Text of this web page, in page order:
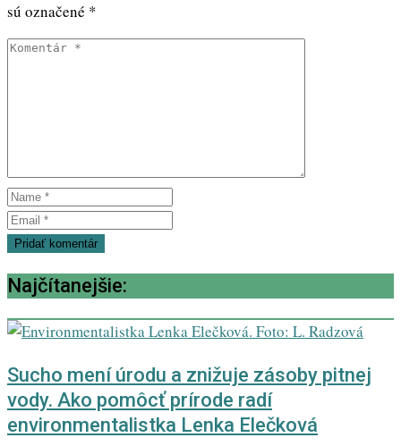
sú označené *
Najčítanejšie:
Sucho mení úrodu a znižuje zásoby pitnej
vody. Ako pomôcť prírode radí
environmentalistka Lenka Elečková